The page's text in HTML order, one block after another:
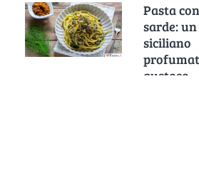
Pasta
sarde:
siciliano
gustoso